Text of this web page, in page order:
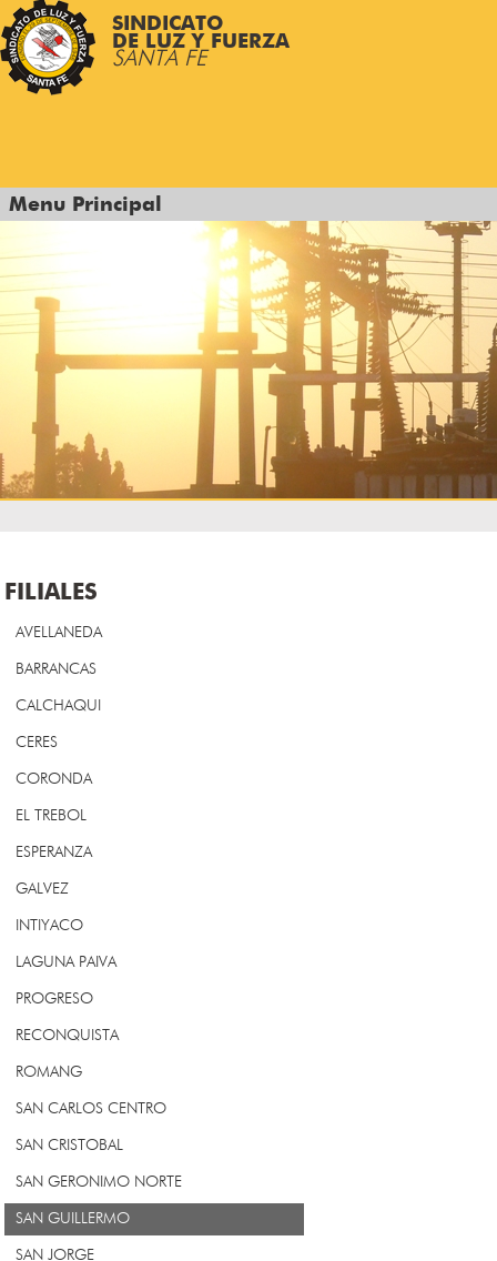
SINDICATO
DE LUZ Y FUERZA
SANTA FE
Menu Principal
FILIALES
AVELLANEDA
BARRANCAS
CALCHAQUI
CERES
CORONDA
EL TREBOL
ESPERANZA
GALVEZ
INTIYACO
LAGUNA PAIVA
PROGRESO
RECONQUISTA
ROMANG
SAN CARLOS CENTRO
SAN CRISTOBAL
SAN GERONIMO NORTE
SAN GUILLERMO
SAN JORGE